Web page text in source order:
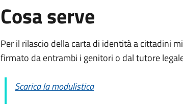
Cosa serve
Per il rilascio della carta di identità a cittadini
firmato da entrambi i genitori o dal tutore
Scarica la modulistica